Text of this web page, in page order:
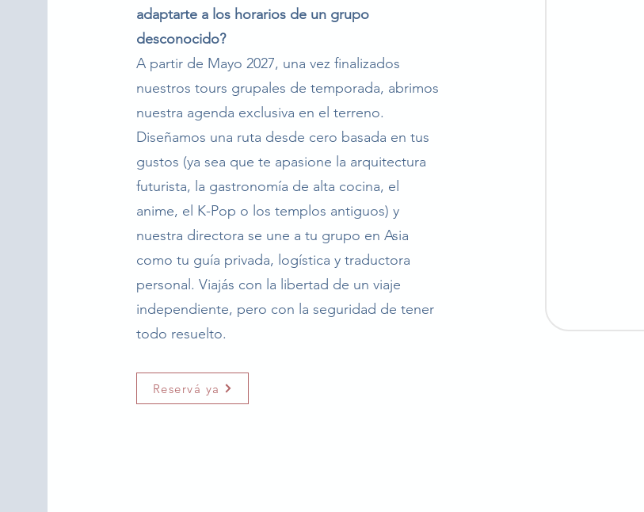
adaptarte a los horarios de un grupo
desconocido?
A partir de Mayo 2027, una vez finalizados
nuestros tours grupales de temporada, abrimos
nuestra agenda exclusiva en el terreno.
Diseñamos una ruta desde cero basada en tus
gustos (ya sea que te apasione la arquitectura
futurista, la gastronomía de alta cocina, el
anime, el K-Pop o los templos antiguos) y
nuestra directora se une a tu grupo en Asia
como tu guía privada, logística y traductora
personal. Viajás con la libertad de un viaje
independiente, pero con la seguridad de tener
todo resuelto.
Reservá ya